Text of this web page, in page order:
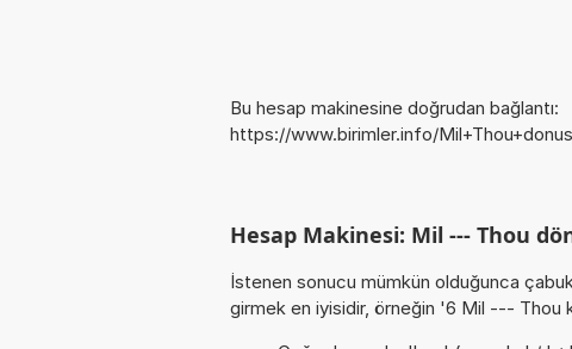
Bu hesap makinesine doğrudan bağlantı:
https://www.birimler.info/
Hesap Makinesi: Mil --- Thou
İstenen sonucu mümkün olduğunca
girmek en iyisidir, örneğin '6 Mil --- Thou